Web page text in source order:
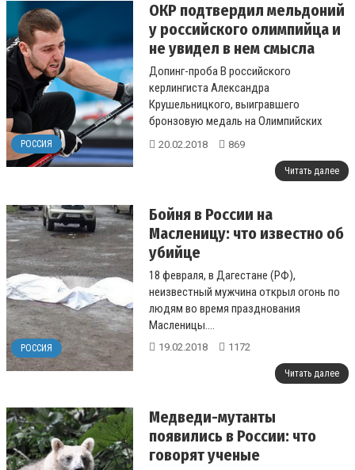
РОССИЯ
ОКР подтвердил мельдоний
у российского олимпийца и
не увидел в нем смысла
Допинг-проба B российского
керлингиста Александра
Крушельницкого, выигравшего
бронзовую медаль на Олимпийских
играх 2018 года, дала положительный
20.02.2018 869
Читать далее
РОССИЯ
Бойня в России на
Масленицу: что известно об
убийце
18 февраля, в Дагестане (РФ),
неизвестный мужчина открыл огонь по
людям во время празднования
Масленицы....
19.02.2018 1172
Читать далее
Медведи-мутанты
появились в России: что
говорят ученые